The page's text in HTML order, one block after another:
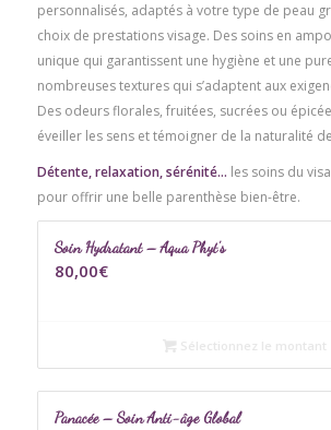
personnalisés, adaptés à votre type de peau
choix de prestations visage. Des soins en
unique qui garantissent une hygiène et une
nombreuses textures qui s’adaptent aux
Des odeurs florales, fruitées, sucrées ou
éveiller les sens et témoigner de la naturalité
Détente, relaxation, sérénité… les soins du
pour offrir une belle parenthèse bien-être.
Soin Hydratant – Aqua Phyt’s
80,00€
Sélectionnez le montant
Panacée – Soin Anti-âge Global